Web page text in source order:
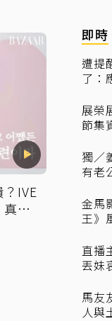
IVE
相
即時
遭提
了：
展榮
節集
獨／
有老
金馬
王》
直播
丟妹
馬友
人與